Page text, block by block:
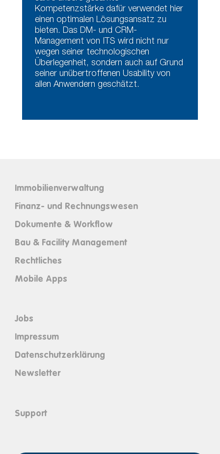
Kompetenzstärke dafür verwendet hier
einen optimalen Lösungsansatz zu
bieten. Das DM- und CRM-
Management von ITS wird nicht nur
wegen seiner technologischen
Überlegenheit, sondern auch auf Grund
seiner unübertroffenen Usability von
allen Anwendern geschätzt.
Immobilienverwaltung
Finanz- und Rechnungswesen
Dokumente & Workflow
Bau & Facility Management
Rechtliches
Mobile Apps
Jobs
Impressum
Datenschutzerklärung
Newsletter
Support